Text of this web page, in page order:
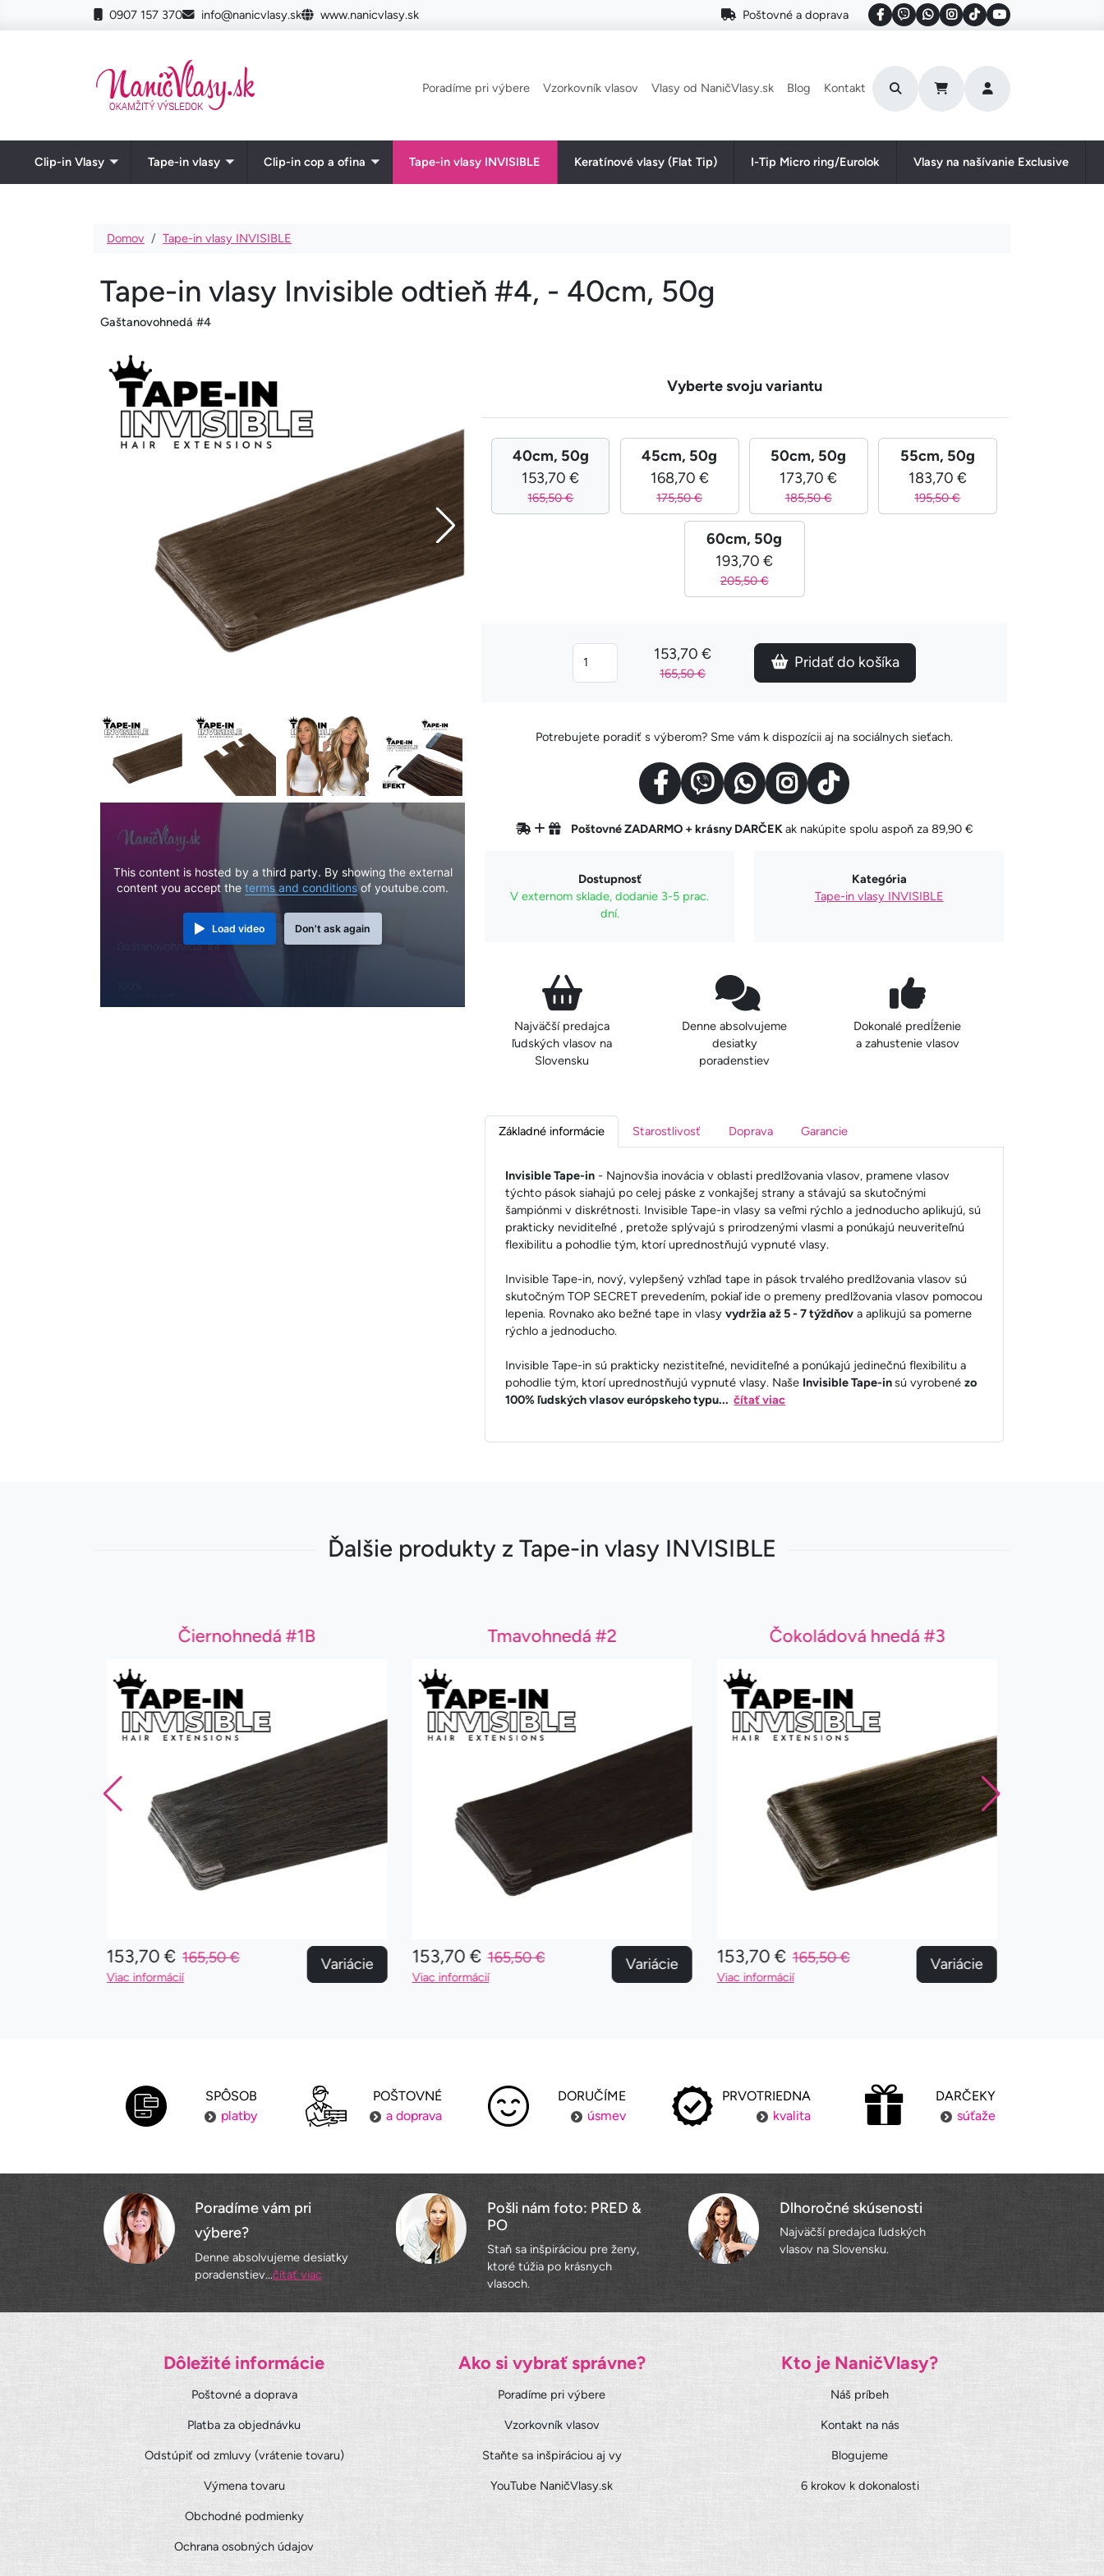
Skočiť na hlavný obsah0907 157 370 info@nanicvlasy.sk www.nanicvlasy.sk Poštovné a doprava
Main navigation
Poradíme pri výbere Vzorkovník vlasov Vlasy od NaničVlasy.sk Blog Kontakt
Clip-in Vlasy
Toggle submenu
Tape-in vlasy
Toggle submenu
Clip-in cop a ofina
Toggle submenu
Tape-in vlasy INVISIBLE Keratínové vlasy (Flat Tip) I-Tip Micro ring/Eurolok Vlasy na našívanie Exclusive
Omrvinka
Domov Tape-in vlasy INVISIBLE
Tape-in vlasy Invisible odtieň #4, - 40cm, 50g
Gaštanovohnedá #4
This content is hosted by a third party. By showing the external
content you accept theterms and conditionsof youtube.com.
Load video Don't ask again
Vyberte svoju variantu
40cm, 50g
153,70 €
165,50 €
45cm, 50g
168,70 €
175,50 €
50cm, 50g
173,70 €
185,50 €
55cm, 50g
183,70 €
195,50 €
60cm, 50g
193,70 €
205,50 €
153,70 €
165,50 €
Pridať do košíka
Potrebujete poradiť s výberom? Sme vám k dispozícii aj na sociálnych sieťach.
Poštovné ZADARMO + krásny DARČEKak nakúpite spolu aspoň za 89,90 €
Dostupnosť
V externom sklade, dodanie 3-5 prac.
dní.
Kategória
Tape-in vlasy INVISIBLE
Najväčší predajca
ľudských vlasov na
Slovensku
Denne absolvujeme
desiatky
poradenstiev
Dokonalé predĺženie
a zahustenie vlasov
Základné informácie Starostlivosť Doprava Garancie
Invisible Tape-in - Najnovšia inovácia v oblasti predlžovania vlasov, pramene vlasov
týchto pások siahajú po celej páske z vonkajšej strany a stávajú sa skutočnými
šampiónmi v diskrétnosti. Invisible Tape-in vlasy sa veľmi rýchlo a jednoducho aplikujú, sú
prakticky neviditeľné , pretože splývajú s prirodzenými vlasmi a ponúkajú neuveriteľnú
flexibilitu a pohodlie tým, ktorí uprednostňujú vypnuté vlasy.
Invisible Tape-in, nový, vylepšený vzhľad tape in pások trvalého predlžovania vlasov sú
skutočným TOP SECRET prevedením, pokiaľ ide o premeny predlžovania vlasov pomocou
lepenia. Rovnako ako bežné tape in vlasyvydržia až 5 - 7 týždňov a aplikujú sa pomerne
rýchlo a jednoducho.
Invisible Tape-in sú prakticky nezistiteľné, neviditeľné a ponúkajú jedinečnú flexibilitu a
pohodlie tým, ktorí uprednostňujú vypnuté vlasy. Naše Invisible Tape-insú vyrobenézo
100% ľudských vlasov európskeho typu...čítať viac
Ďalšie produkty z Tape-in vlasy INVISIBLE
Čiernohnedá #1B
153,70 € 165,50 €
Viac informácií
Variácie
Tmavohnedá #2
153,70 € 165,50 €
Viac informácií
Variácie
Čokoládová hnedá #3
153,70 € 165,50 €
Viac informácií
Variácie
SPÔSOB
platby
POŠTOVNÉ
a doprava
DORUČÍME
úsmev
PRVOTRIEDNA
kvalita
DARČEKY
súťaže
Poradíme vám pri
výbere?
Denne absolvujeme desiatky
poradenstiev...čítať viac
Pošli nám foto: PRED &
PO
Staň sa inšpiráciou pre ženy,
ktoré túžia po krásnych
vlasoch.
Dlhoročné skúsenosti
Najväčší predajca ľudských
vlasov na Slovensku.
Dôležité informácie
Poštovné a doprava
Platba za objednávku
Odstúpiť od zmluvy (vrátenie tovaru)
Výmena tovaru
Obchodné podmienky
Ochrana osobných údajov
Ako si vybrať správne?
Poradíme pri výbere
Vzorkovník vlasov
Staňte sa inšpiráciou aj vy
YouTube NaničVlasy.sk
Kto je NaničVlasy?
Náš príbeh
Kontakt na nás
Blogujeme
6 krokov k dokonalosti